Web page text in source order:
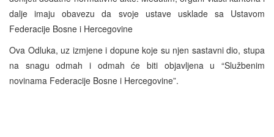
dalje imaju obavezu da svoje ustave usklade sa Ustavom
Federacije Bosne i Hercegovine
Ova Odluka, uz izmjene i dopune koje su njen sastavni dio, stupa
na snagu odmah i odmah će biti objavljena u “Službenim
novinama Federacije Bosne i Hercegovine”.